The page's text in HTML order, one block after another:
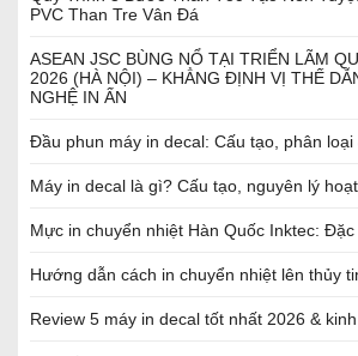
PVC Than Tre Vân Đá
ASEAN JSC BÙNG NỔ TẠI TRIỂN LÃM
2026 (HÀ NỘI) – KHẲNG ĐỊNH VỊ THẾ
NGHỆ IN ẤN
Đầu phun máy in decal: Cấu tạo, phân loại
Máy in decal là gì? Cấu tạo, nguyên lý
Mực in chuyển nhiệt Hàn Quốc Inktec:
Hướng dẫn cách in chuyển nhiệt lên thủy
Review 5 máy in decal tốt nhất 2026 &